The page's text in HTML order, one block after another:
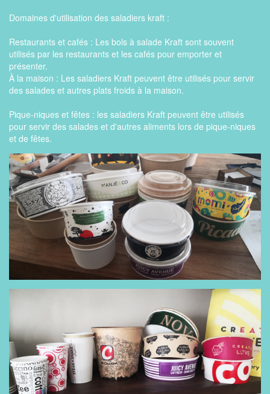
KRAFT KASE 26 oz
KRAFT KASE 32 oz
KRAFT KASE 38 oz
KAPAK 20 oz
Domaines d'utilisation des saladiers kraft :
Restaurants et cafés : Les bols à salade Kraft sont souvent
utilisés par les restaurants et les cafés pour emporter et
présenter.
À la maison : Les saladiers Kraft peuvent être utilisés pour servir
des salades et autres plats froids à la maison.
Pique-niques et fêtes : les saladiers Kraft peuvent être utilisés
pour servir des salades et d'autres aliments lors de pique-niques
et de fêtes.